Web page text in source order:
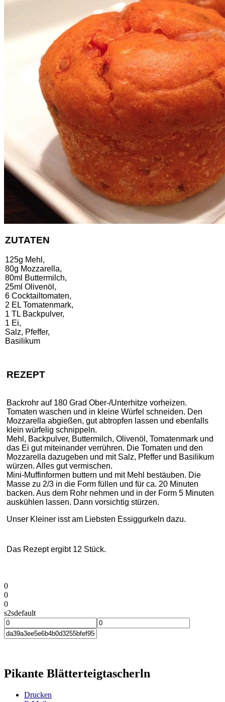
ZUTATEN
125g Mehl,
80g Mozzarella,
80ml Buttermilch,
25ml Olivenöl,
6 Cocktailtomaten,
2 EL Tomatenmark,
1 TL Backpulver,
1 Ei,
Salz, Pfeffer,
Basilikum
REZEPT
Backrohr auf 180 Grad Ober-/Unterhitze vorheizen.
Tomaten waschen und in kleine Würfel schneiden. Den
Mozzarella abgießen, gut abtropfen lassen und ebenfalls
klein würfelig schnippeln.
Mehl, Backpulver, Buttermilch, Olivenöl, Tomatenmark und
das Ei gut miteinander verrühren. Die Tomaten und den
Mozzarella dazugeben und mit Salz, Pfeffer und Basilikum
würzen. Alles gut vermischen.
Mini-Muffinformen buttern und mit Mehl bestäuben. Die
Masse zu 2/3 in die Form füllen und für ca. 20 Minuten
backen. Aus dem Rohr nehmen und in der Form 5 Minuten
auskühlen lassen. Dann vorsichtig stürzen.
Unser Kleiner isst am Liebsten Essiggurkeln dazu.
Das Rezept ergibt 12 Stück.
0
0
0
s2sdefault
Pikante Blätterteigtascherln
Drucken